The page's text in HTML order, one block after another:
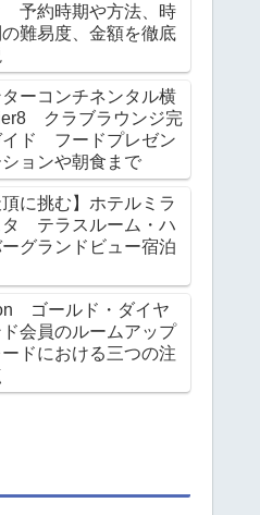
予約時期や方法、時
難易度、金額を徹底
ーコンチネンタル横
クラブラウンジ完
イド フードプレゼン
ョンや朝食まで
頂に挑む】ホテルミラ
タ テラスルーム・ハ
グランドビュー宿泊
ゴールド・ダイヤ
会員のルームアップ
ドにおける三つの注